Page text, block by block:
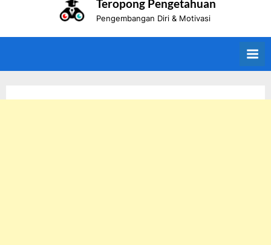
Teropong Pengetahuan
Pengembangan Diri & Motivasi